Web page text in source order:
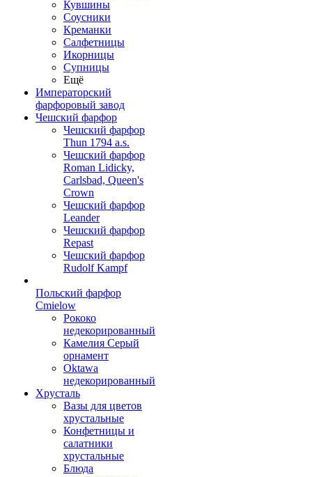
Кувшины
Соусники
Креманки
Салфетницы
Икорницы
Супницы
Ещё
Императорский
фарфоровый завод
Чешский фарфор
Чешский фарфор
Thun 1794 a.s.
Чешский фарфор
Roman Lidicky,
Carlsbad, Queen's
Crown
Чешский фарфор
Leander
Чешский фарфор
Repast
Чешский фарфор
Rudolf Kampf
Польский фарфор
Сmielow
Рококо
недекорированный
Камелия Серый
орнамент
Oktawa
недекорированный
Хрусталь
Вазы для цветов
хрустальные
Конфетницы и
салатники
хрустальные
Блюда